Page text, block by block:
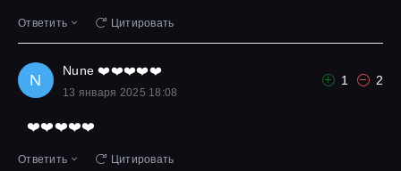
Ответить Цитировать
N
Nune ❤️❤️❤️❤️❤️
13 января 2025 18:08
1 2
❤️❤️❤️❤️❤️
Ответить Цитировать